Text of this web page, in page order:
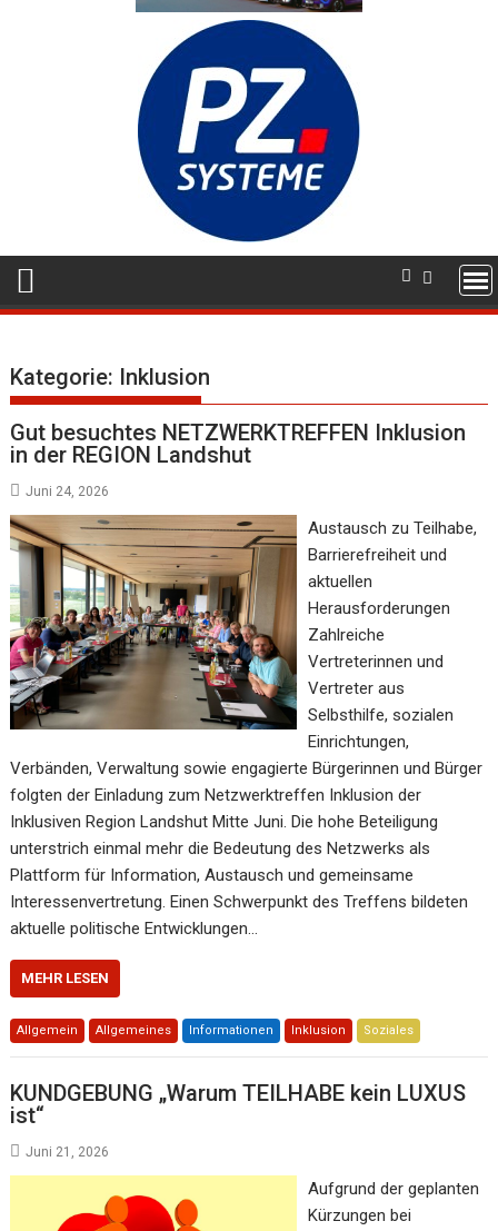
Kategorie: Inklusion
Gut besuchtes NETZWERKTREFFEN Inklusion
in der REGION Landshut
Juni 24, 2026
Austausch zu Teilhabe,
Barrierefreiheit und
aktuellen
Herausforderungen
Zahlreiche
Vertreterinnen und
Vertreter aus
Selbsthilfe, sozialen
Einrichtungen,
Verbänden, Verwaltung sowie engagierte Bürgerinnen und Bürger
folgten der Einladung zum Netzwerktreffen Inklusion der
Inklusiven Region Landshut Mitte Juni. Die hohe Beteiligung
unterstrich einmal mehr die Bedeutung des Netzwerks als
Plattform für Information, Austausch und gemeinsame
Interessenvertretung. Einen Schwerpunkt des Treffens bildeten
aktuelle politische Entwicklungen…
MEHR LESEN
Allgemein Allgemeines Informationen Inklusion Soziales
KUNDGEBUNG „Warum TEILHABE kein LUXUS
ist“
Juni 21, 2026
Aufgrund der geplanten
Kürzungen bei